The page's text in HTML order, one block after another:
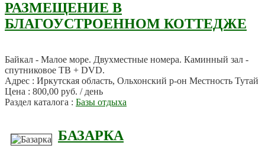
РАЗМЕЩЕНИЕ В
БЛАГОУСТРОЕННОМ КОТТЕДЖЕ
Байкал - Малое море. Двухместные номера. Каминный зал -
спутниковое ТВ + DVD.
Адрес : Иркутская область, Ольхонский р-он Местность Тутай
Цена : 800,00 руб. / день
Раздел каталога : Базы отдыха
БАЗАРКА